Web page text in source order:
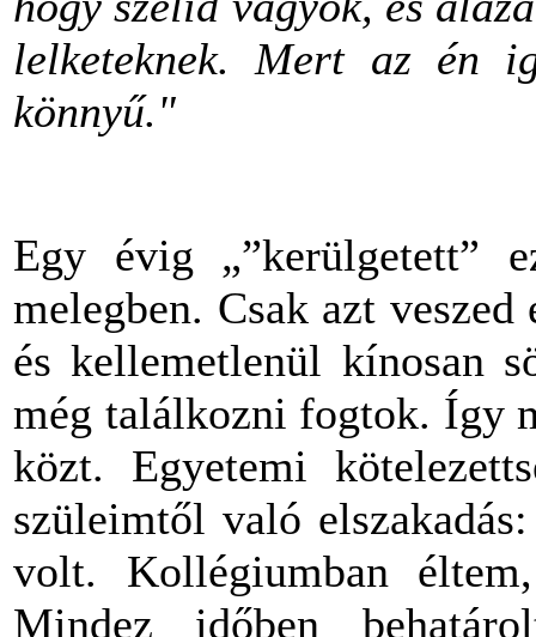
lelketeknek. Mert az én
könnyű."
Egy évig
melegben. Csak azt
és kellemetlenül kínosan
még találkozni fogtok. Így
közt. Egyetemi
szüleimtől való
volt. Kollégiumban
Mindez időben